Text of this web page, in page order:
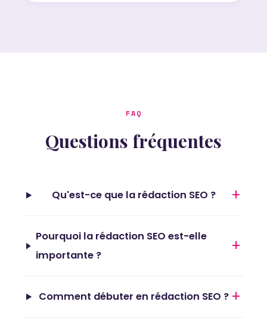
FAQ
Questions fréquentes
Qu'est-ce que la rédaction SEO ? +
Pourquoi la rédaction SEO est-elle
importante ?
+
Comment débuter en rédaction SEO ? +